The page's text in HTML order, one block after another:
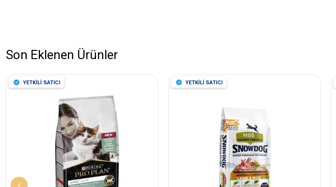
Son Eklenen Ürünler
YETKİLİ SATICI YETKİLİ SATICI